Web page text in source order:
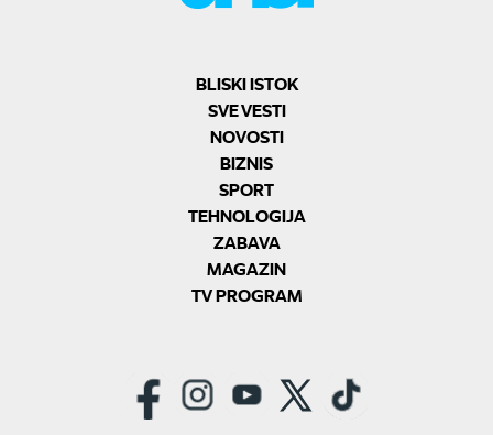
BLISKI ISTOK
SVE VESTI
NOVOSTI
BIZNIS
SPORT
TEHNOLOGIJA
ZABAVA
MAGAZIN
TV PROGRAM